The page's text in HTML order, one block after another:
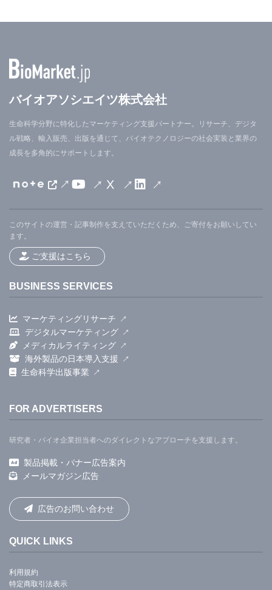
バイオアソシエイツ株式会社
生命科学分野に特化したマーケティング支援パートナー。リサーチ、デジタ
ル戦略、輸入販売、出版を通じて、バイオテクノロジーの社会実装と業界の
成長を多角的にサポートします。
X
このサイトの運営・記事制作を支えていただくため、ご寄付をお願いしてい
ます。
ご支援はこちら
BUSINESS SERVICES
マーケティングリサーチ
デジタルマーケティング
メディカルライティング
海外製品の日本導入支援
生命科学出版事業
FOR ADVERTISERS
研究者・バイオ企業担当者へのダイレクトなアプローチを支援します。
製品掲載・バナー広告案内
メールマガジン広告
広告のお問い合わせ
QUICK LINKS
利用規約
特定商取引法表示